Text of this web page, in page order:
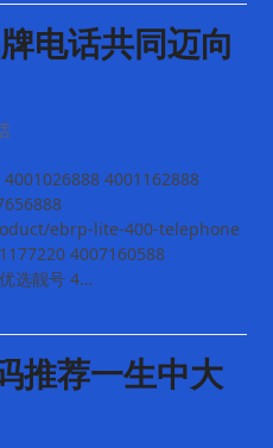
电话共同迈向
4001162888
ebrp-lite-400-telephone
4007160588
选靓号 4…
推荐一生中大